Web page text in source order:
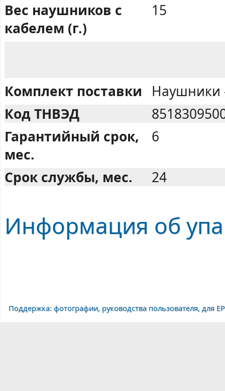
Вес наушников с
кабелем (г.)
15
Комплект поставки
Наушники
Код ТНВЭД
Гарантийный срок,
мес.
6
Срок службы, мес. 24
Информация об
Поддержка: фотографии, руководства пользователя, для